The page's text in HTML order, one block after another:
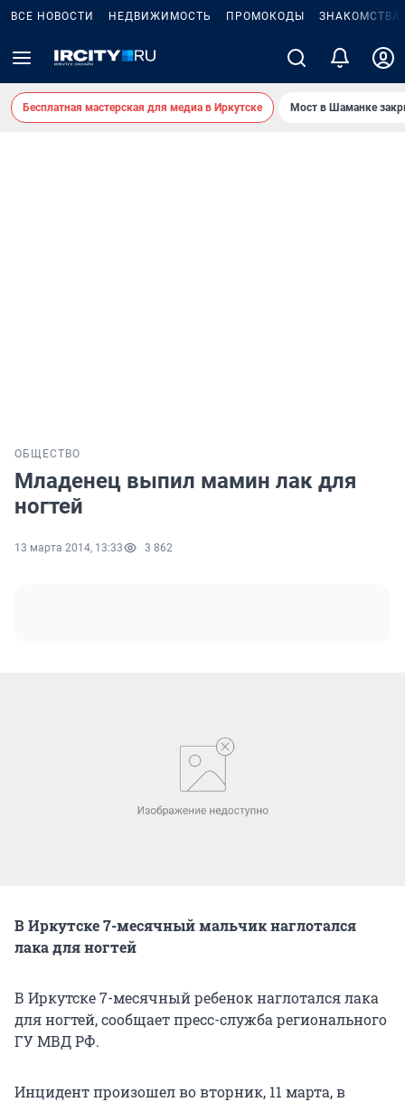
ВСЕ НОВОСТИ НЕДВИЖИМОСТЬ ПРОМОКОДЫ ЗНАКОМСТВА
Бесплатная мастерская для медиа в Иркутске Мост в Шаманке
ОБЩЕСТВО
Младенец выпил мамин лак для
ногтей
13 марта 2014, 13:33 3 862
В Иркутске 7-месячный мальчик наглотался
лака для ногтей
В Иркутске 7-месячный ребенок наглотался лака
для ногтей, сообщает пресс-служба регионального
ГУ МВД РФ.
Инцидент произошел во вторник, 11 марта, в